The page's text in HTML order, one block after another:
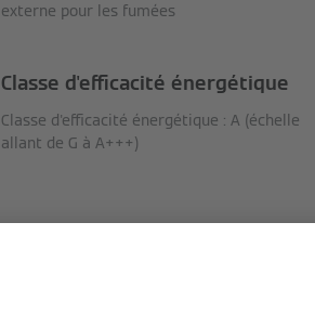
externe pour les fumées
Classe d'efficacité énergétique
Classe d'efficacité énergétique : A (échelle
allant de G à A+++)